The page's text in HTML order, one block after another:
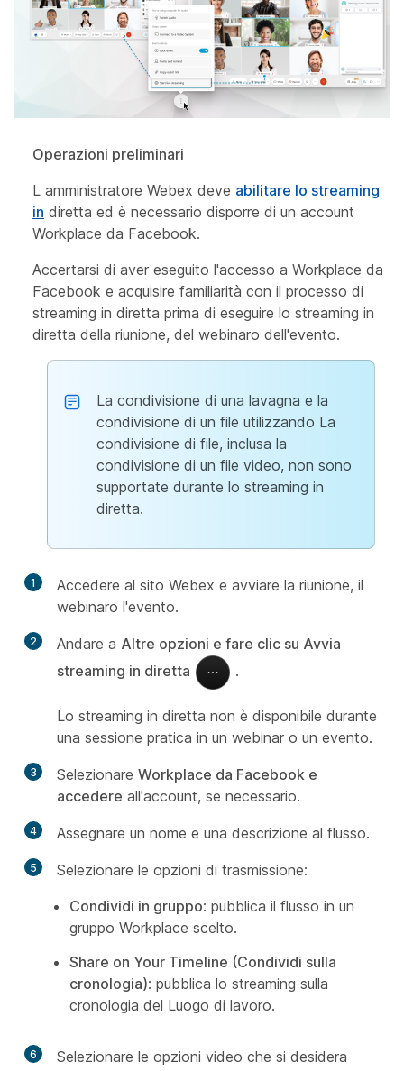
Operazioni preliminari
L amministratore Webex deve abilitare lo streaming
in diretta ed è necessario disporre di un account
Workplace da Facebook.
Accertarsi di aver eseguito l'accesso a Workplace da
Facebook e acquisire familiarità con il processo di
streaming in diretta prima di eseguire lo streaming in
diretta della riunione, del webinaro dell'evento.
La condivisione di una lavagna e la
condivisione di un file utilizzando La
condivisione di file, inclusa la
condivisione di un file video, non sono
supportate durante lo streaming in
diretta.
1
Accedere al sito Webex e avviare la riunione, il
webinaro l'evento.
2 Andare a Altre opzioni e fare clic su Avvia
streaming in diretta
.
Lo streaming in diretta non è disponibile durante
una sessione pratica in un webinar o un evento.
3 Selezionare Workplace da Facebook e
accedere all'account, se necessario.
4 Assegnare un nome e una descrizione al flusso.
5
Selezionare le opzioni di trasmissione:
Condividi in gruppo: pubblica il flusso in un
gruppo Workplace scelto.
Share on Your Timeline (Condividi sulla
cronologia): pubblica lo streaming sulla
cronologia del Luogo di lavoro.
6
Selezionare le opzioni video che si desidera